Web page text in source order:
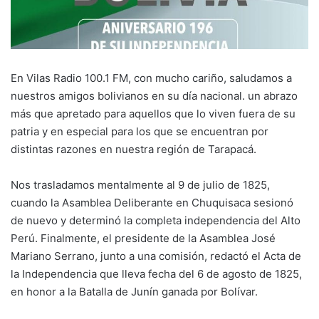
En Vilas Radio 100.1 FM, con mucho cariño, saludamos a
nuestros amigos bolivianos en su día nacional. un abrazo
más que apretado para aquellos que lo viven fuera de su
patria y en especial para los que se encuentran por
distintas razones en nuestra región de Tarapacá.
Nos trasladamos mentalmente al 9 de julio de 1825,
cuando la Asamblea Deliberante en Chuquisaca sesionó
de nuevo y determinó la completa independencia del Alto
Perú. Finalmente, el presidente de la Asamblea José
Mariano Serrano, junto a una comisión, redactó el Acta de
la Independencia que lleva fecha del 6 de agosto de 1825,
en honor a la Batalla de Junín ganada por Bolívar.